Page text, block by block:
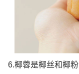
6.椰蓉是椰丝和椰